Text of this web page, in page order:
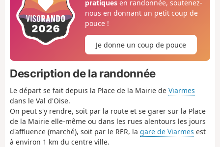
pratiquesen randonnée, soutenez-
nous en donnant un petit coup de
pouce !
Je donne un coup de pouce
Description de la randonnée
Le départ se fait depuis la Place de la Mairie de Viarmes
dans le Val d'Oise.
On peut s'y rendre, soit par la route et se garer sur la Place
de la Mairie elle-même ou dans les rues alentours les jours
d'affluence (marché), soit par le RER, la gare de Viarmes est
à environ 1 km du centre ville.